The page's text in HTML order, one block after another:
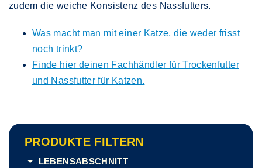
zudem die weiche Konsistenz des Nassfutters.
Was macht man mit einer Katze, die weder frisst
noch trinkt?
Finde hier deinen Fachhändler für Trockenfutter
und Nassfutter für Katzen.
PRODUKTE FILTERN
LEBENSABSCHNITT